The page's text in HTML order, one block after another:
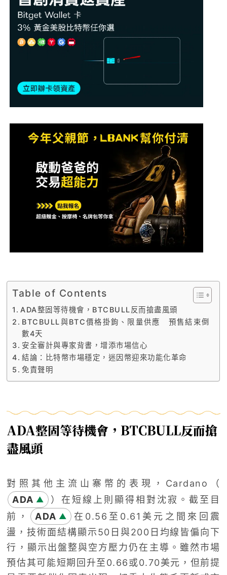
Table of Contents
ADA整固等待機會，BTCBULL反而搶盡風頭
BTCBULL與BTC價格掛鉤、限量供應 預售結束倒
數4天
安全審計與專家背書，增添市場信心
結論：比特幣市場穩定，迷因幣迎來功能化革命
免責聲明
ADA整固等待機會，BTCBULL反而搶
盡風頭
對照其他主流山寨幣的表現，Cardano（
ADA ▲
）在短線上則顯得相對沈寂。截至目
前，
ADA ▲
在0.56至0.61美元之間來回震
盪，技術面結構顯示50日與200日均線皆偏向下
行，顯示出盤整與空方壓力仍在主導。雖然市場
預估其可能短期回升至0.66或0.70美元，但前提